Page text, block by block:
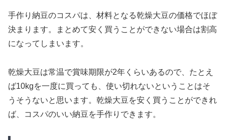
手作り納豆のコスパは、材料となる乾燥大豆の価格でほぼ
決まります。まとめて安く買うことができない場合は割高
になってしまいます。
乾燥大豆は常温で賞味期限が2年くらいあるので、たとえ
ば10kgを一度に買っても、使い切れないということはそ
うそうないと思います。乾燥大豆を安く買うことができれ
ば、コスパのいい納豆を手作りできます。